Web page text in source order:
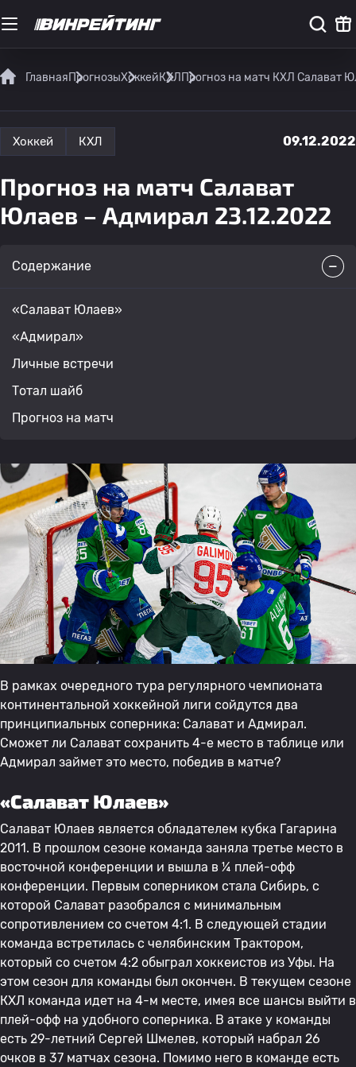
ГлавнаяПрогнозыХоккейКХЛ Прогноз на матч КХЛ Салават
Хоккей КХЛ 09.12.2022
Прогноз на матч Салават
Юлаев – Адмирал 23.12.2022
Содержание
«Салават Юлаев»
«Адмирал»
Личные встречи
Тотал шайб
Прогноз на матч
В рамках очередного тура регулярного чемпионата
континентальной хоккейной лиги сойдутся два
принципиальных соперника: Салават и Адмирал.
Сможет ли Салават сохранить 4-е место в таблице или
Адмирал займет это место, победив в матче?
«Салават Юлаев»
Салават Юлаев является обладателем кубка Гагарина
2011. В прошлом сезоне команда заняла третье место в
восточной конференции и вышла в ¼ плей-офф
конференции. Первым соперником стала Сибирь, с
которой Салават разобрался с минимальным
сопротивлением со счетом 4:1. В следующей стадии
команда встретилась с челябинским Трактором,
который со счетом 4:2 обыграл хоккеистов из Уфы. На
этом сезон для команды был окончен. В текущем сезоне
КХЛ команда идет на 4-м месте, имея все шансы выйти в
плей-офф на удобного соперника. В атаке у команды
есть 29-летний Сергей Шмелев, который набрал 26
очков в 37 матчах сезона. Помимо него в команде есть